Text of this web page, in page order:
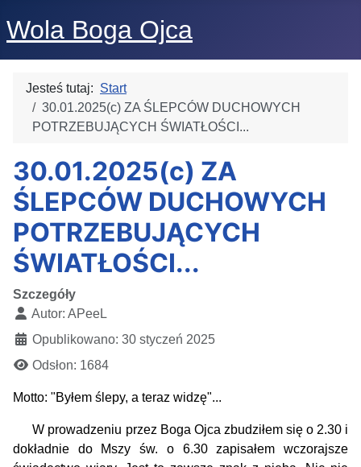
Wola Boga Ojca
Jesteś tutaj: Start
30.01.2025(c) ZA ŚLEPCÓW DUCHOWYCH
POTRZEBUJĄCYCH ŚWIATŁOŚCI...
30.01.2025(c) ZA
ŚLEPCÓW DUCHOWYCH
POTRZEBUJĄCYCH
ŚWIATŁOŚCI...
Szczegóły
Autor: APeeL
Opublikowano: 30 styczeń 2025
Odsłon: 1684
Motto: "Byłem ślepy, a teraz widzę"...
W prowadzeniu przez Boga Ojca zbudziłem się o 2.30 i
dokładnie do Mszy św. o 6.30 zapisałem wczorajsze